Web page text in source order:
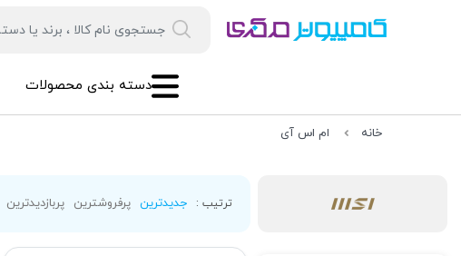
دسته بندی محصولات
خانه ام اس آی
ترتیب : جدیدترین پرفروشترین پربازدیدترین